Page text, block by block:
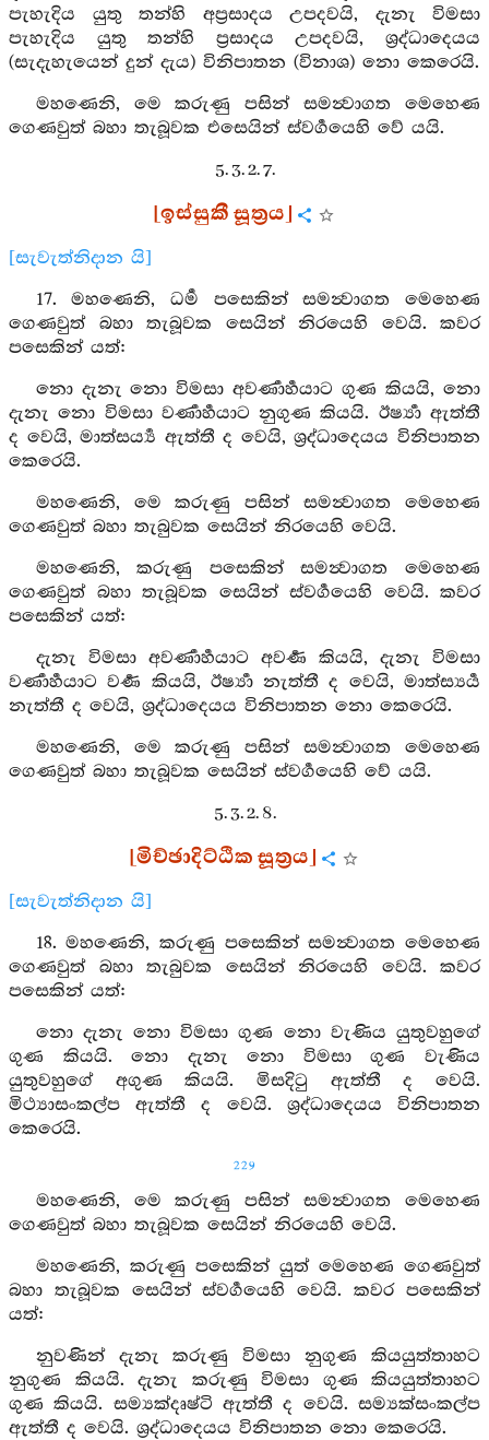
පැහැදිය යුතු තන්හි අප්‍රසාදය උපදවයි, දැනැ විමසා
පැහැදිය යුතු තන්හි ප්‍රසාදය උපදවයි, ශ්‍රද්ධාදෙයය
(සැදැහැයෙන් දුන් දැය) විනිපාතන (විනාශ) නො කෙරෙයි.
මහණෙනි, මෙ කරුණු පසින් සමන්‍වාගත මෙහෙණ
ගෙණවුත් බහා තැබූවක එසෙයින් ස්වර්‍ගයෙහි වේ යයි.
5. 3. 2. 7.
[ඉස්සුකී සූත්‍රය]
[සැවැත්නිදාන යි]
17. මහණෙනි, ධර්‍ම පසෙකින් සමන්‍වාගත මෙහෙණ
ගෙණවුත් බහා තැබූවක සෙයින් නිරයෙහි වෙයි. කවර
පසෙකින් යත්:
නො දැනැ නො විමසා අවර්‍ණාර්‍හයාට ගුණ කියයි, නො
දැනැ නො විමසා වර්‍ණාර්‍හයාට නුගුණ කියයි. ඊර්‍ෂ්‍යා ඇත්තී
ද වෙයි, මාත්සර්‍ය්‍ය ඇත්තී ද වෙයි, ශ්‍රද්ධාදෙයය විනිපාතන
කෙරෙයි.
මහණෙනි, මෙ කරුණු පසින් සමන්‍වාගත මෙහෙණ
ගෙණවුත් බහා තැබුවක සෙයින් නිරයෙහි වෙයි.
මහණෙනි, කරුණු පසෙකින් සමන්‍වාගත මෙහෙණ
ගෙණවුත් බහා තැබූවක සෙයින් ස්වර්‍ගයෙහි වෙයි. කවර
පසෙකින් යත්:
දැනැ විමසා අවර්‍ණාර්‍හයාට අවර්‍ණ කියයි, දැනැ විමසා
වර්‍ණාර්‍හයාට වර්‍ණ කියයි, ඊර්‍ෂ්‍යා නැත්තී ද වෙයි, මාත්ස්‍යර්‍ය
නැත්තී ද වෙයි, ශ්‍රද්ධාදෙයය විනිපාතන නො කෙරෙයි.
මහණෙනි, මෙ කරුණු පසින් සමන්‍වාගත මෙහෙණ
ගෙණවුත් බහා තැබූවක සෙයින් ස්වර්‍ගයෙහි වේ යයි.
5. 3. 2. 8.
[මිච්ඡාදිට්ඨික සූත්‍රය]
[සැවැත්නිදාන යි]
18. මහණෙනි, කරුණු පසෙකින් සමන්‍වාගත මෙහෙණ
ගෙණවුත් බහා තැබුවක සෙයින් නිරයෙහි වෙයි. කවර
පසෙකින් යත්:
නො දැනැ නො විමසා ගුණ නො වැණිය යුතුවහුගේ
ගුණ කියයි. නො දැනැ නො විමසා ගුණ වැණිය
යුතුවහුගේ අගුණ කියයි. මිසදිටු ඇත්තී ද වෙයි.
මිථ්‍යාසංකල්ප ඇත්තී ද වෙයි. ශ්‍රද්ධාදෙයය විනිපාතන
කෙරෙයි.
229
මහණෙනි, මෙ කරුණු පසින් සමන්‍වාගත මෙහෙණ
ගෙණවුත් බහා තැබූවක සෙයින් නිරයෙහි වෙයි.
මහණෙනි, කරුණු පසෙකින් යුත් මෙහෙණ ගෙණවුත්
බහා තැබූවක සෙයින් ස්වර්‍ගයෙහි වෙයි. කවර පසෙකින්
යත්:
නුවණින් දැනැ කරුණු විමසා නුගුණ කියයුත්තාහට
නුගුණ කියයි. දැනැ කරුණු විමසා ගුණ කියයුත්තාහට
ගුණ කියයි. සම්‍යක්දෘෂ්ටි ඇත්තී ද වෙයි. සම්‍යක්සංකල්ප
ඇත්තී ද වෙයි. ශ්‍රද්ධාදෙයය විනිපාතන නො කෙරෙයි.